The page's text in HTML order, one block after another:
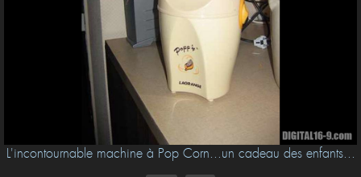
L'incontournable machine à Pop Corn...un cadeau des enfants...